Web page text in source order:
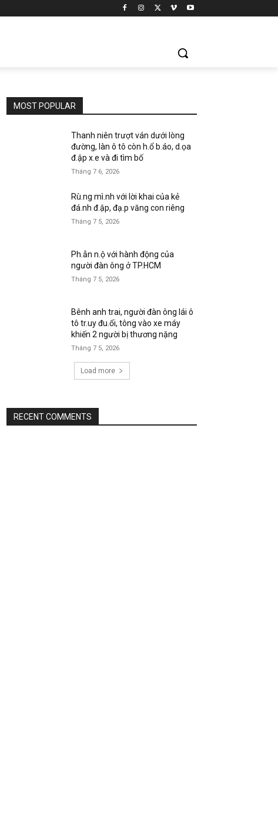
MOST POPULAR
Thanh niên trượt ván dưới lòng
đường, làn ô tô còn h.ổ b.áo, d.ọa
đ.ập x.e và đi tìm bố
Tháng 7 6, 2026
Rù.ng mì.nh với lời khai của kẻ
đá.nh đ.ập, đạ.p văng con riêng
Tháng 7 5, 2026
Ph.ẫn n.ộ với hành động của
người đàn ông ở TP.HCM
Tháng 7 5, 2026
Bênh anh trai, người đàn ông lái ô
tô tr.uy đu.ổi, tông vào xe máy
khiến 2 người bị thương nặng
Tháng 7 5, 2026
Load more
RECENT COMMENTS